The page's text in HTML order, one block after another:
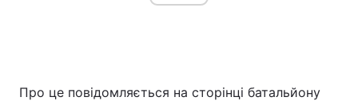
Про це повідомляється на сторінці батальйону